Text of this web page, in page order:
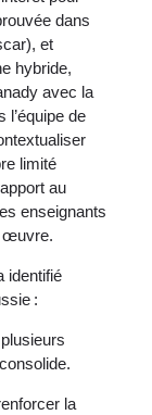
dans
et
hybride,
avec la
l’équipe de
limité
au
enseignants
œuvre.
identifié
:
la